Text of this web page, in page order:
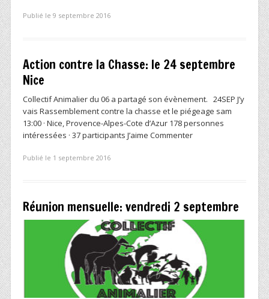
Publié le 9 septembre 2016
Action contre la Chasse: le 24 septembre
Nice
Collectif Animalier du 06 a partagé son évènement. 24SEP J’y
vais Rassemblement contre la chasse et le piégeage sam
13:00 · Nice, Provence-Alpes-Cote d’Azur 178 personnes
intéressées · 37 participants J’aime Commenter
Publié le 1 septembre 2016
Réunion mensuelle: vendredi 2 septembre